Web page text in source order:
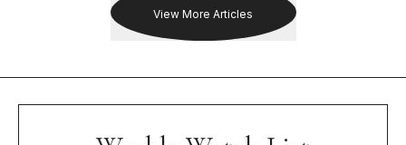
View More Articles